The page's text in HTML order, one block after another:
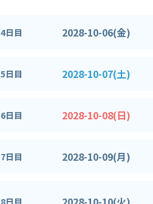
4日目 2028-10-06(金)
5日目 2028-10-07(土)
6日目 2028-10-08(日)
7日目 2028-10-09(月)
8日目